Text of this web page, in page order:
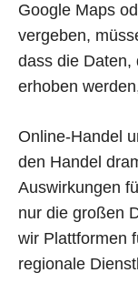
Google Maps
vergeben,
dass die Daten,
erhoben
Online-Handel
den Handel
Auswirkungen
nur die großen
wir Plattformen
regionale